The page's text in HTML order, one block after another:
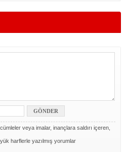
veya imalar, inançlara saldırı içeren,
harflerle yazılmış yorumlar